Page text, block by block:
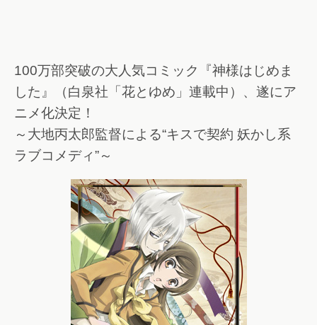
100万部突破の大人気コミック『神様はじめま
した』（白泉社「花とゆめ」連載中）、遂にア
ニメ化決定！
～大地丙太郎監督による“キスで契約 妖かし系
ラブコメディ”～